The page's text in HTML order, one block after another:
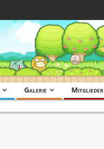
Galerie Mitglieder